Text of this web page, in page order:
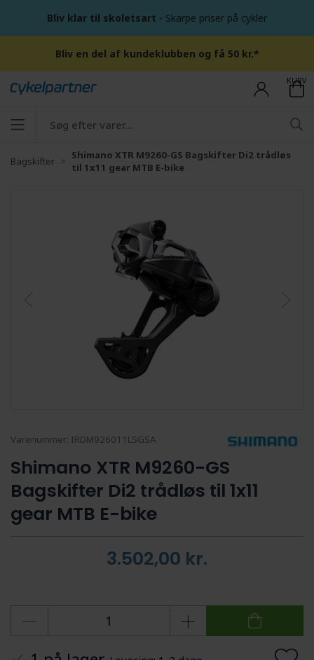
Bliv klar til skoletsart - Skarpe priser på cykler
Bliv en del af kundeklubben og få 50 kr.*
KURV
Bagskifter
Shimano XTR M9260-GS Bagskifter Di2 trådløs
til 1x11 gear MTB E-bike
Varenummer: IRDM926011LSGSA
Shimano XTR M9260-GS
Bagskifter Di2 trådløs til 1x11
gear MTB E-bike
3.502,00 kr.